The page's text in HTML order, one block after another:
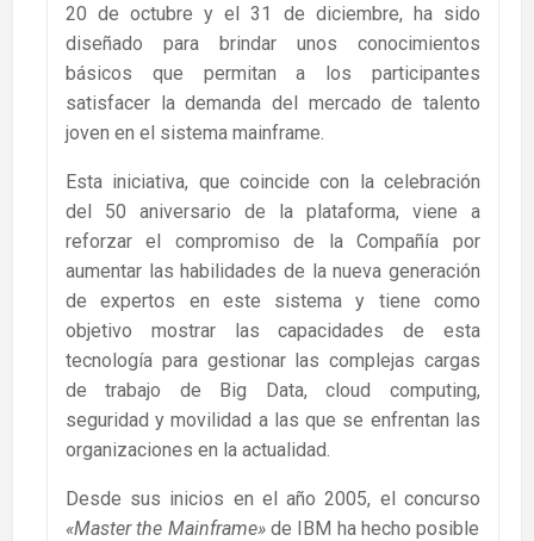
20 de octubre y el 31 de diciembre, ha sido
diseñado para brindar unos conocimientos
básicos que permitan a los participantes
satisfacer la demanda del mercado de talento
joven en el sistema mainframe.
Esta iniciativa, que coincide con la celebración
del 50 aniversario de la plataforma, viene a
reforzar el compromiso de la Compañía por
aumentar las habilidades de la nueva generación
de expertos en este sistema y tiene como
objetivo mostrar las capacidades de esta
tecnología para gestionar las complejas cargas
de trabajo de Big Data, cloud computing,
seguridad y movilidad a las que se enfrentan las
organizaciones en la actualidad.
Desde sus inicios en el año 2005, el concurso
«Master the Mainframe»de IBM ha hecho posible